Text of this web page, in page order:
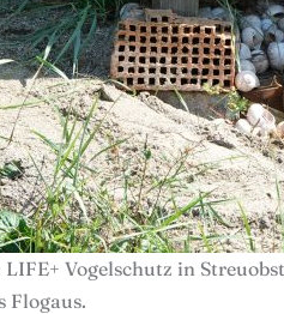
LIFE+ Vogelschutz in
Flogaus.